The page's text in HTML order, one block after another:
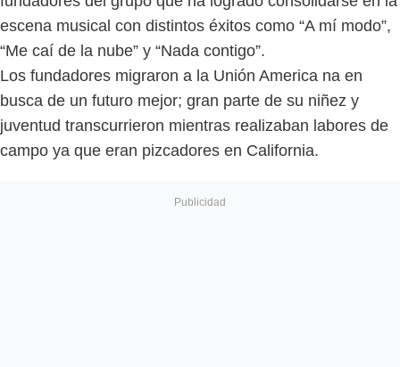
escena musical con distintos éxitos como “A mí modo”,
“Me caí de la nube” y “Nada contigo”.
Los fundadores migraron a la Unión America na en
busca de un futuro mejor; gran parte de su niñez y
juventud transcurrieron mientras realizaban labores de
campo ya que eran pizcadores en California.